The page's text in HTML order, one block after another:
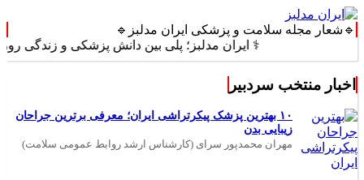
🔹شعار مجله سلامت و پزشکی ایران مدلبز🔹
⚕️ ایران مدلبز؛ پلی بین دانش پزشکی و زندگی روزمره ⚕️
اخبار منتخب سردبیر
۱۰ بهترین پزشک پیکرتراشی ایران؛ معرفی برترین جراحان
زیبایی بدن
مهران محمدپور سرای (کارشناس ارشد روابط عمومی سلامت)